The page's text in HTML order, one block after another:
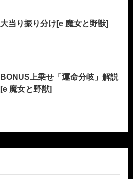
大当り振り分け[e 魔女と野獣]
BONUS上乗せ「運命分岐」解説
[e 魔女と野獣]